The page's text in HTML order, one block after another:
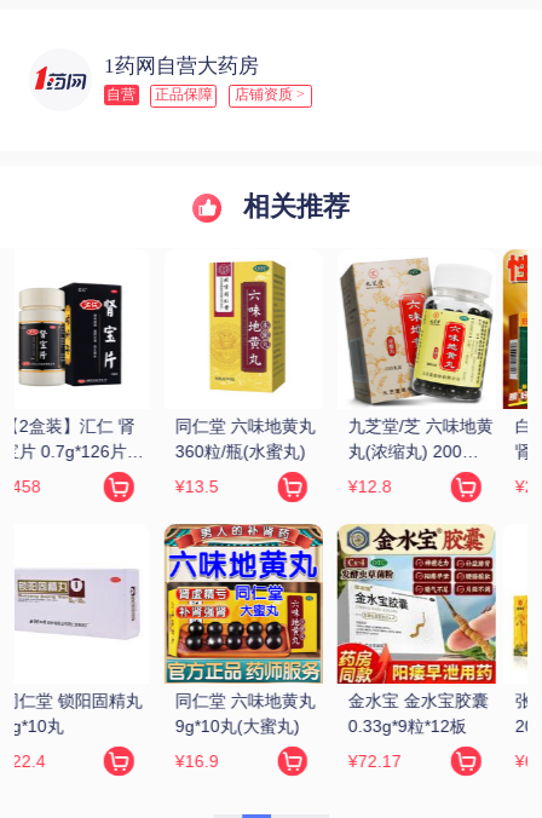
1药网自营大药房
自营 正品保障 店铺资质 >
相关推荐
白云山/花城 龟鹿补
肾丸 4.5g*12袋
¥29.9
万年青 固精补肾丸
150丸
¥198
汇仁 肾宝片
0.7g*126片/瓶
¥229
张恒春 六味地黄丸
200丸(浓缩丸)
¥6.5
同仁堂 知柏地黄丸
360粒/瓶(水蜜丸)
¥14.9
九芝堂/芝 补中益气
丸(浓缩丸) 200丸/
瓶
¥9.9